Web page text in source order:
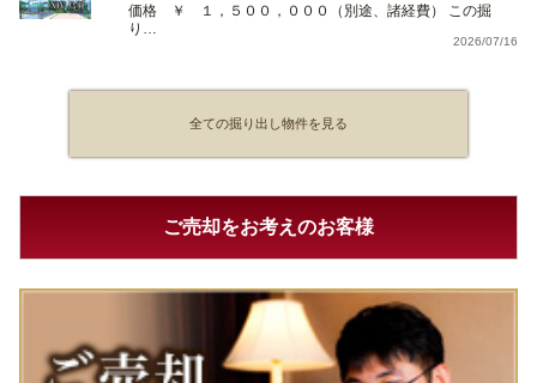
価格 ￥ １，５００，０００（別途、諸経費） この掘
り…
2026/07/16
全ての掘り出し物件を見る
ご売却をお考えのお客様